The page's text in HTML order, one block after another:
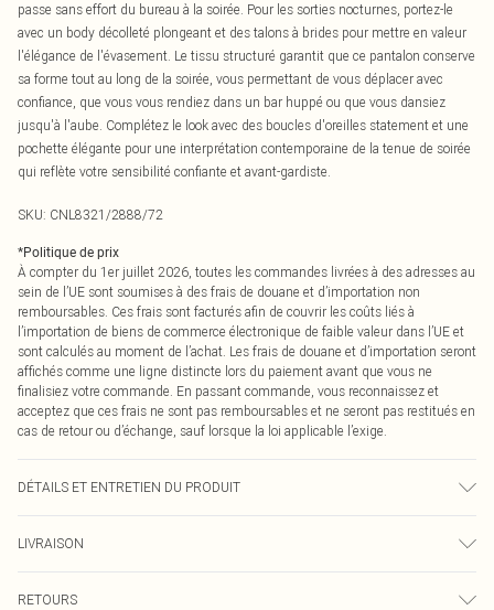
passe sans effort du bureau à la soirée. Pour les sorties nocturnes, portez-le
avec un body décolleté plongeant et des talons à brides pour mettre en valeur
l'élégance de l'évasement. Le tissu structuré garantit que ce pantalon conserve
sa forme tout au long de la soirée, vous permettant de vous déplacer avec
confiance, que vous vous rendiez dans un bar huppé ou que vous dansiez
jusqu'à l'aube. Complétez le look avec des boucles d'oreilles statement et une
pochette élégante pour une interprétation contemporaine de la tenue de soirée
qui reflète votre sensibilité confiante et avant-gardiste.
SKU: CNL8321/2888/72
*Politique de prix
À compter du 1er juillet 2026, toutes les commandes livrées à des adresses au
sein de l’UE sont soumises à des frais de douane et d’importation non
remboursables. Ces frais sont facturés afin de couvrir les coûts liés à
l’importation de biens de commerce électronique de faible valeur dans l’UE et
sont calculés au moment de l’achat. Les frais de douane et d’importation seront
affichés comme une ligne distincte lors du paiement avant que vous ne
finalisiez votre commande. En passant commande, vous reconnaissez et
acceptez que ces frais ne sont pas remboursables et ne seront pas restitués en
cas de retour ou d’échange, sauf lorsque la loi applicable l’exige.
DÉTAILS ET ENTRETIEN DU PRODUIT
du tissu utilisé, la couleur peut déteindre.
LIVRAISON
RETOURS